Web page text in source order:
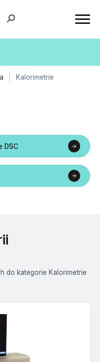
Kalorimetrie
DSC
do kategorie Kalorimetrie